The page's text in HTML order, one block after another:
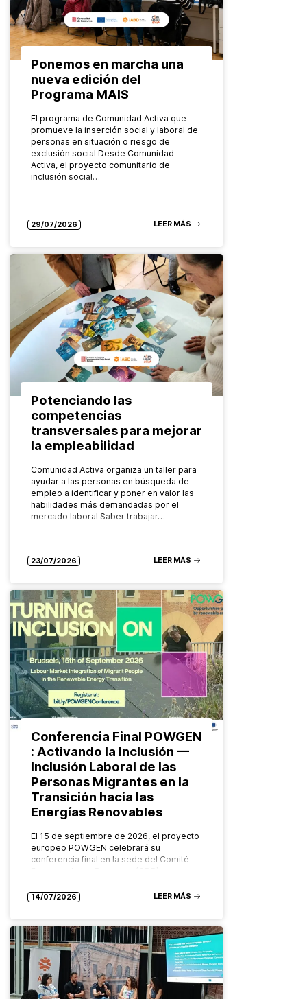
Ponemos en marcha una
nueva edición del
Programa MAIS
El programa de Comunidad Activa que
promueve la inserción social y laboral de
personas en situación o riesgo de
exclusión social Desde Comunidad
Activa, el proyecto comunitario de
inclusión social…
29/07/2026 LEER MÁS
Potenciando las
competencias
transversales para mejorar
la empleabilidad
Comunidad Activa organiza un taller para
ayudar a las personas en búsqueda de
empleo a identificar y poner en valor las
habilidades más demandadas por el
mercado laboral Saber trabajar…
23/07/2026 LEER MÁS
Conferencia Final POWGEN
: Activando la Inclusión —
Inclusión Laboral de las
Personas Migrantes en la
Transición hacia las
Energías Renovables
El 15 de septiembre de 2026, el proyecto
europeo POWGEN celebrará su
conferencia final en la sede del Comité
14/07/2026 LEER MÁS